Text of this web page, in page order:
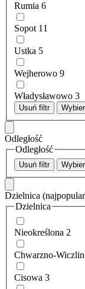
Rumia 6
Sopot 11
Ustka 5
Wejherowo 9
Władysławowo 3
Usuń filtr
Odległość
Odległość
Usuń filtr
Dzielnica
Dzielnica
Nieokreślona 2
Chwarzno-
Cisowa 3